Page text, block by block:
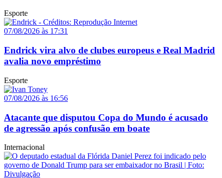
Esporte
07/08/2026 às 17:31
Endrick vira alvo de clubes europeus e Real Madrid
avalia novo empréstimo
Esporte
07/08/2026 às 16:56
Atacante que disputou Copa do Mundo é acusado
de agressão após confusão em boate
Internacional